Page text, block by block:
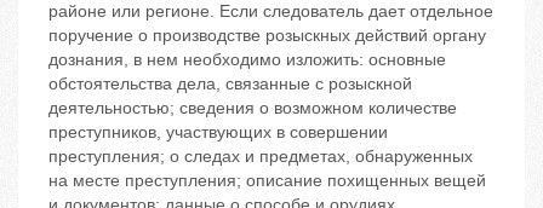
районе или регионе. Если следователь дает отдельное
поручение о производстве розыскных действий органу
дознания, в нем необходимо изложить: основные
обстоятельства дела, связанные с розыскной
деятельностью; сведения о возможном количестве
преступников, участвующих в совершении
преступления; о следах и предметах, обнаруженных
на месте преступления; описание похищенных вещей